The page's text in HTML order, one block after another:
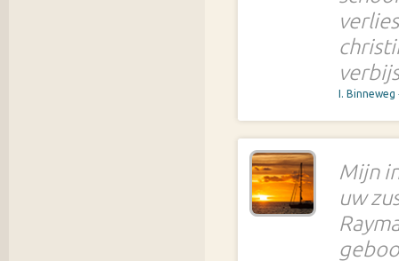
I. Binneweg
Mijn
uw